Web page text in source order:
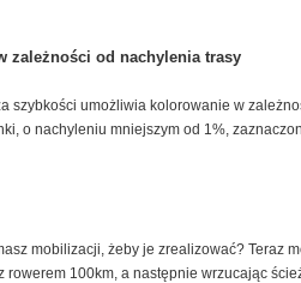
zależności od nachylenia trasy
szybkości umożliwia kolorowanie w
o nachyleniu mniejszym od 1%,
mobilizacji, żeby je zrealizować? Teraz
rowerem 100km, a następnie wrzucając